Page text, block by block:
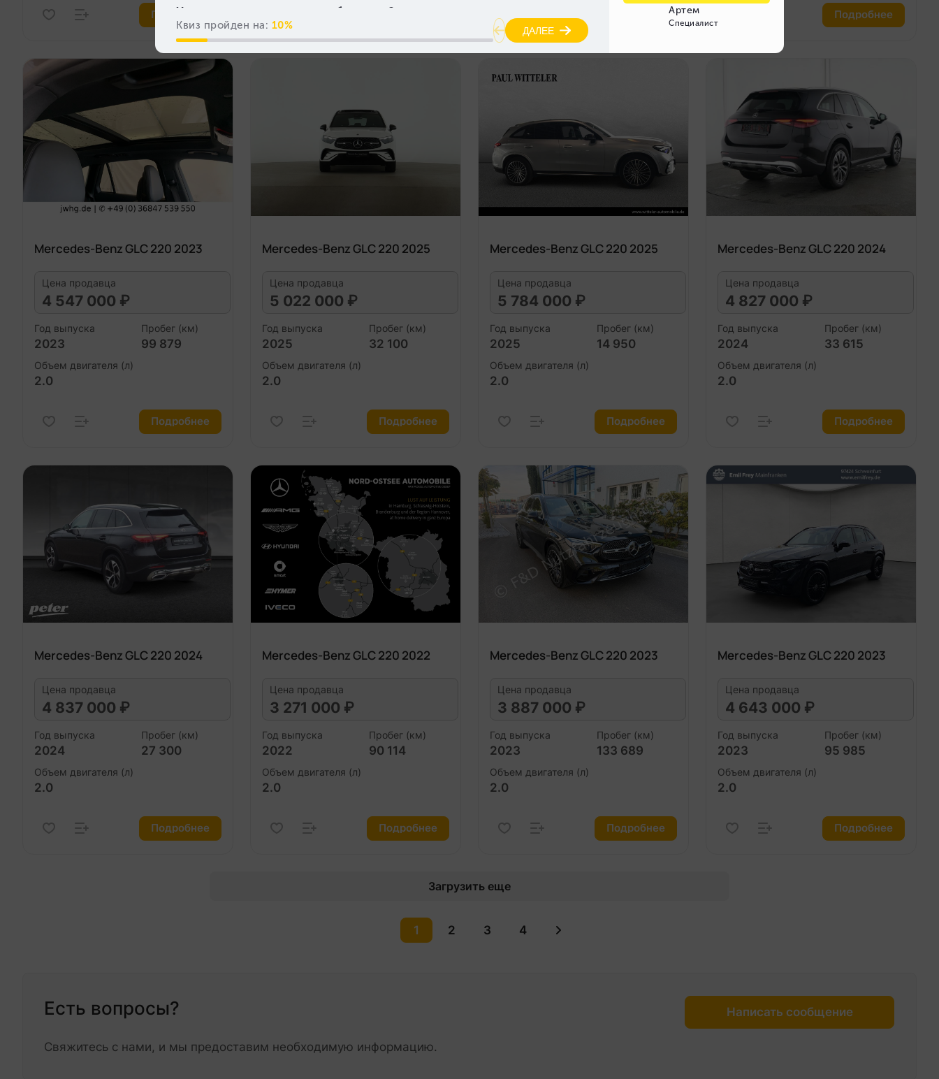
Подробнее Подробнее
Mercedes-Benz GLC 220 2023
Цена продавца
4 547 000 ₽
Год выпуска
2023
Пробег (км)
99 879
Объем двигателя (л)
2.0
Подробнее
Mercedes-Benz GLC 220 2025
Цена продавца
5 022 000 ₽
Год выпуска
2025
Пробег (км)
32 100
Объем двигателя (л)
2.0
Подробнее
Mercedes-Benz GLC 220 2025
Цена продавца
5 784 000 ₽
Год выпуска
2025
Пробег (км)
14 950
Объем двигателя (л)
2.0
Подробнее
Mercedes-Benz GLC 220 2024
Цена продавца
4 827 000 ₽
Год выпуска
2024
Пробег (км)
33 615
Объем двигателя (л)
2.0
Подробнее
Mercedes-Benz GLC 220 2024
Цена продавца
4 837 000 ₽
Год выпуска
2024
Пробег (км)
27 300
Объем двигателя (л)
2.0
Подробнее
Mercedes-Benz GLC 220 2022
Цена продавца
3 271 000 ₽
Год выпуска
2022
Пробег (км)
90 114
Объем двигателя (л)
2.0
Подробнее
Mercedes-Benz GLC 220 2023
Цена продавца
3 887 000 ₽
Год выпуска
2023
Пробег (км)
133 689
Объем двигателя (л)
2.0
Подробнее
Mercedes-Benz GLC 220 2023
Цена продавца
4 643 000 ₽
Год выпуска
2023
Пробег (км)
95 985
Объем двигателя (л)
2.0
Подробнее
Загрузить еще
1 2 3 4
Есть вопросы?
Свяжитесь с нами, и мы предоставим необходимую информацию.
Написать сообщение